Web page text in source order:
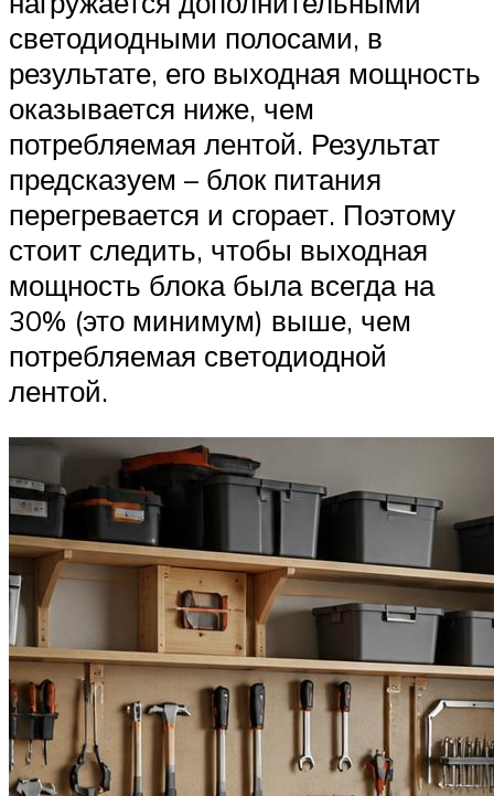
светодиодными полосами, в
результате, его выходная мощность
оказывается ниже, чем
потребляемая лентой. Результат
предсказуем – блок питания
перегревается и сгорает. Поэтому
стоит следить, чтобы выходная
мощность блока была всегда на
30% (это минимум) выше, чем
потребляемая светодиодной
лентой.